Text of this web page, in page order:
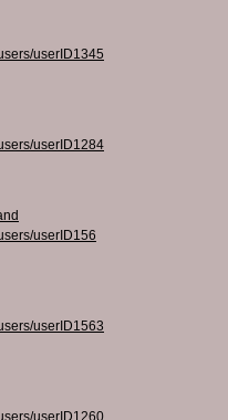
userID1345
userID1284
userID156
userID1563
userID1260